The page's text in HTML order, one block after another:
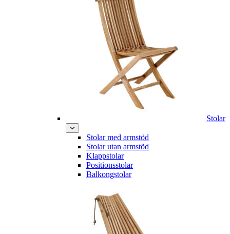
Stolar
Stolar med armstöd
Stolar utan armstöd
Klappstolar
Positionsstolar
Balkongstolar